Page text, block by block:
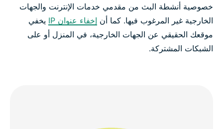
خصوصية أنشطة البث من مقدمي خدمات الإنترنت والجهات
الخارجية غير المرغوب فيها. كما أن إخفاء عنوان IP
يخفي
موقعك الحقيقي عن الجهات الخارجية، في المنزل أو على
الشبكات المشتركة.